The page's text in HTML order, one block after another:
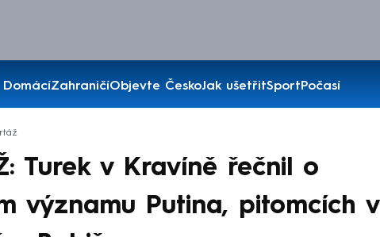
DomácíZahraničíObjevte ČeskoJak ušetřitSportPočasí
Pořady
Turek v Kravíně řečnil o
významu Putina, pitomcích v